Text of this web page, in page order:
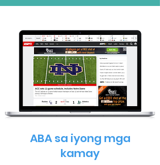
ABA sa iyong mga
kamay